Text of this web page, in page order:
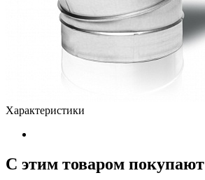
Характеристики
С этим товаром покупают